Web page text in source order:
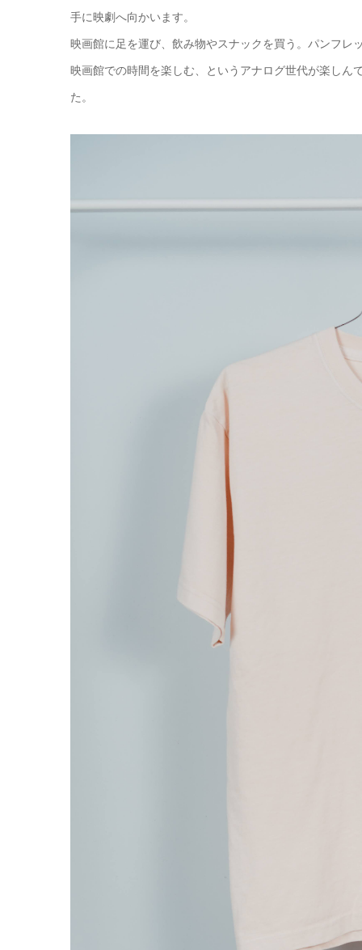
手に映劇へ向かいます。
映画館に足を運び、飲み物やスナックを買う。パンフレ
映画館での時間を楽しむ、というアナログ世代が楽し
た。